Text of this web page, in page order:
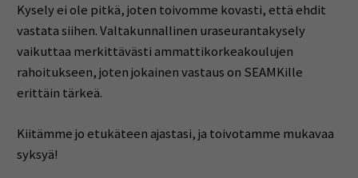
Kysely ei ole pitkä, joten toivomme kovasti, että ehdit
vastata siihen. Valtakunnallinen uraseurantakysely
vaikuttaa merkittävästi ammattikorkeakoulujen
rahoitukseen, joten jokainen vastaus on SEAMKille
erittäin tärkeä.
Kiitämme jo etukäteen ajastasi, ja toivotamme mukavaa
syksyä!